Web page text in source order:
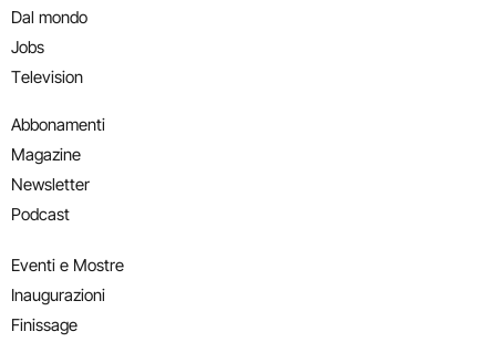
Dal mondo
Jobs
Television
Abbonamenti
Magazine
Newsletter
Podcast
Eventi e Mostre
Inaugurazioni
Finissage